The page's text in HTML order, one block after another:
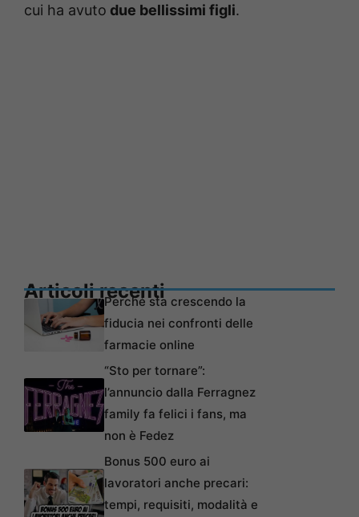
cui ha avuto due bellissimi figli.
Articoli recentiPerché sta crescendo la
fiducia nei confronti delle
farmacie online
“Sto per tornare”:
l’annuncio dalla Ferragnez
family fa felici i fans, ma
non è Fedez
Bonus 500 euro ai
lavoratori anche precari:
tempi, requisiti, modalità e